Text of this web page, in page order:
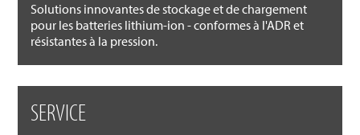
Solutions innovantes de stockage et de chargement
pour les batteries lithium-ion - conformes à l'ADR et
résistantes à la pression.
SERVICE